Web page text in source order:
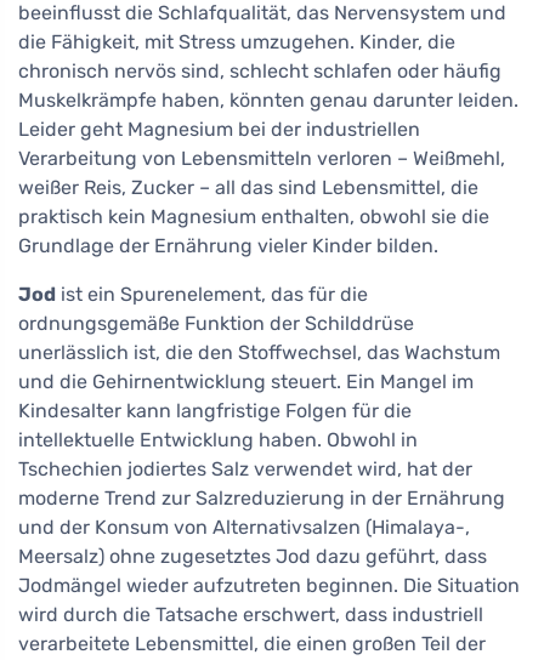
beeinflusst die Schlafqualität, das Nervensystem und
die Fähigkeit, mit Stress umzugehen. Kinder, die
chronisch nervös sind, schlecht schlafen oder häufig
Muskelkrämpfe haben, könnten genau darunter leiden.
Leider geht Magnesium bei der industriellen
Verarbeitung von Lebensmitteln verloren – Weißmehl,
weißer Reis, Zucker – all das sind Lebensmittel, die
praktisch kein Magnesium enthalten, obwohl sie die
Grundlage der Ernährung vieler Kinder bilden.
Jod ist ein Spurenelement, das für die
ordnungsgemäße Funktion der Schilddrüse
unerlässlich ist, die den Stoffwechsel, das Wachstum
und die Gehirnentwicklung steuert. Ein Mangel im
Kindesalter kann langfristige Folgen für die
intellektuelle Entwicklung haben. Obwohl in
Tschechien jodiertes Salz verwendet wird, hat der
moderne Trend zur Salzreduzierung in der Ernährung
und der Konsum von Alternativsalzen (Himalaya-,
Meersalz) ohne zugesetztes Jod dazu geführt, dass
Jodmängel wieder aufzutreten beginnen. Die Situation
wird durch die Tatsache erschwert, dass industriell
verarbeitete Lebensmittel, die einen großen Teil der